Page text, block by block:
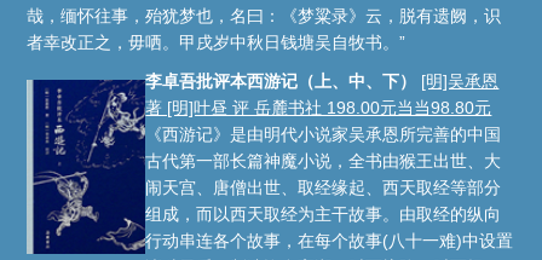
哉，缅怀往事，殆犹梦也，名曰：《梦粱录》云，脱有遗阙，识
者幸改正之，毋哂。甲戌岁中秋日钱塘吴自牧书。”
李卓吾批评本西游记（上、中、下）
[明]吴承恩
著 [明]叶昼 评 岳麓书社 198.00元当当98.80元
《西游记》是由明代小说家吴承恩所完善的中国
古代第一部长篇神魔小说，全书由猴王出世、大
闹天宫、唐僧出世、取经缘起、西天取经等部分
组成，而以西天取经为主干故事。由取经的纵向
行动串连各个故事，在每个故事(八十一难)中设置